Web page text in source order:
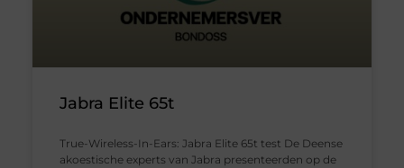
Jabra Elite 65t
True-Wireless-In-Ears: Jabra Elite 65t test De Deense
akoestische experts van Jabra presenteerden op de